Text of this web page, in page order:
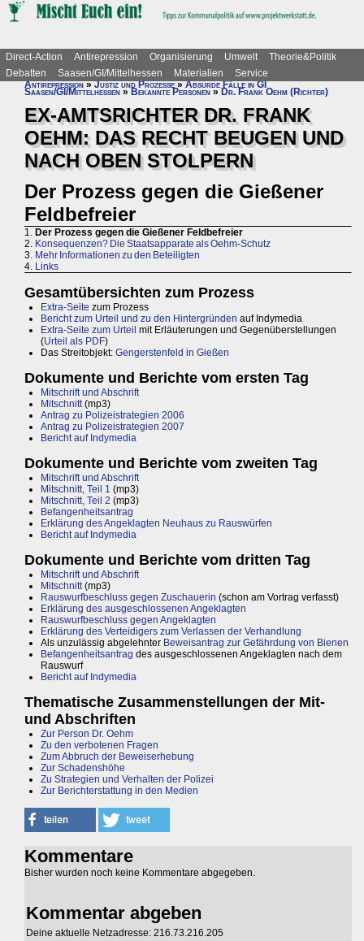
Direct-Action Antirepression Organisierung Umwelt
Theorie&Politik
Debatten
Saasen/GI/Mittelhessen Materialien
Service
Antirepression»Justiz und Prozesse»Absurde Fälle in GI
Saasen/GI/Mittelhessen » Bekannte Personen » Dr. Frank Oehm (Richter)
EX-AMTSRICHTER DR. FRANK
OEHM: DAS RECHT BEUGEN UND
NACH OBEN STOLPERN
Der Prozess gegen die Gießener
Feldbefreier
1. Der Prozess gegen die Gießener Feldbefreier
2. Konsequenzen? Die Staatsapparate als Oehm-Schutz
3. Mehr Informationen zu den Beteiligten
4. Links
Gesamtübersichten zum Prozess
Extra-Seite zum Prozess
Bericht zum Urteil und zu den Hintergründen auf Indymedia
Extra-Seite zum Urteil mit Erläuterungen und Gegenüberstellungen
(Urteil als PDF)
Das Streitobjekt: Gengerstenfeld in Gießen
Dokumente und Berichte vom ersten Tag
Mitschrift und Abschrift
Mitschnitt(mp3)
Antrag zu Polizeistrategien 2006
Antrag zu Polizeistrategien 2007
Bericht auf Indymedia
Dokumente und Berichte vom zweiten Tag
Mitschrift und Abschrift
Mitschnitt, Teil 1 (mp3)
Mitschnitt, Teil 2 (mp3)
Befangenheitsantrag
Erklärung des Angeklagten Neuhaus zu Rauswürfen
Bericht auf Indymedia
Dokumente und Berichte vom dritten Tag
Mitschrift und Abschrift
Mitschnitt(mp3)
Rauswurfbeschluss gegen Zuschauerin (schon am Vortrag verfasst)
Erklärung des ausgeschlossenen Angeklagten
Rauswurfbeschluss gegen Angeklagten
Erklärung des Verteidigers zum Verlassen der Verhandlung
Als unzulässig abgelehnter Beweisantrag zur Gefährdung von Bienen
Befangenheitsantrag des ausgeschlossenen Angeklagten nach dem
Rauswurf
Bericht auf Indymedia
Thematische Zusammenstellungen der Mit-
und Abschriften
Zur Person Dr. Oehm
Zu den verbotenen Fragen
Zum Abbruch der Beweiserhebung
Zur Schadenshöhe
Zu Strategien und Verhalten der Polizei
Zur Berichterstattung in den Medien
Kommentare
Bisher wurden noch keine Kommentare abgegeben.
Kommentar abgeben
Deine aktuelle Netzadresse: 216.73.216.205